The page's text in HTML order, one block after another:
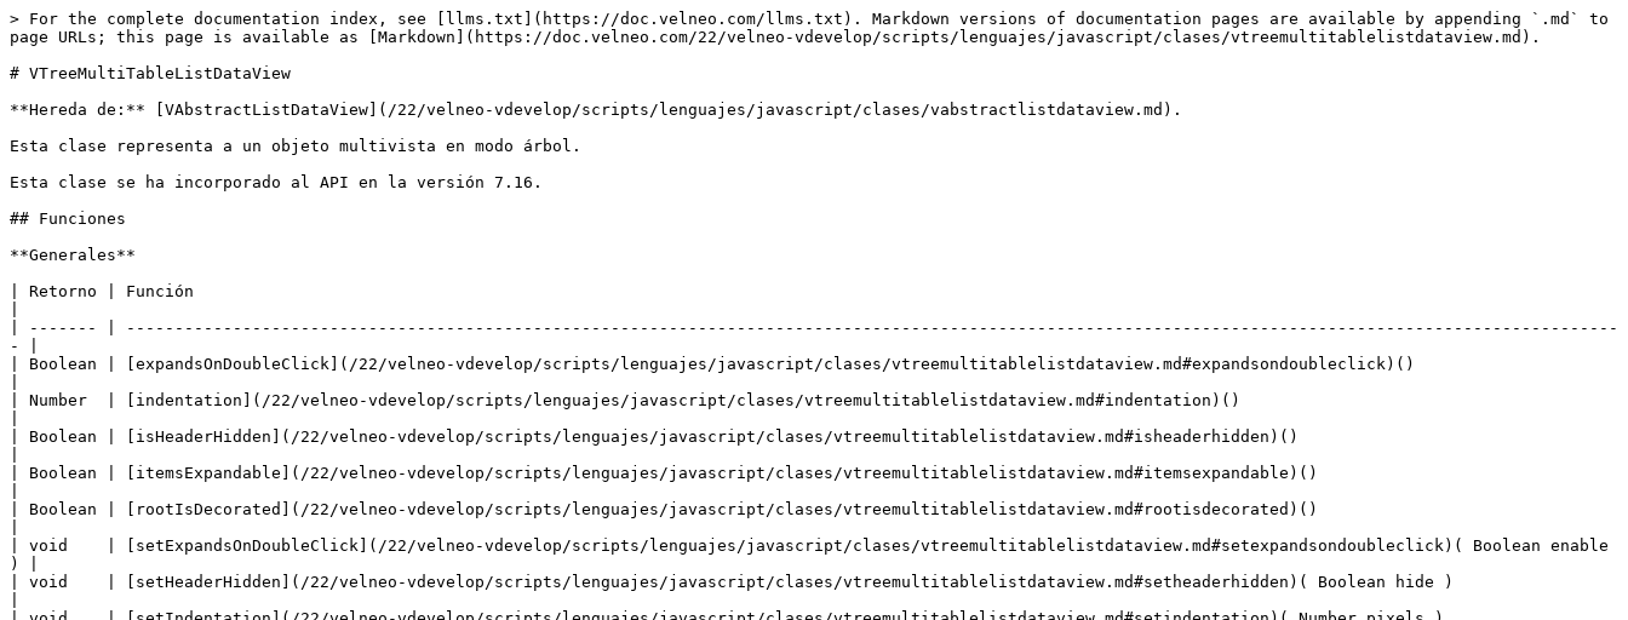
> For the complete documentation index, see [llms.txt](https://doc.velneo.com/llms.txt). Markdown versions of documentation pages are available by appending `.md` to
page URLs; this page is available as [Markdown](https://doc.velneo.com/22/velneo-vdevelop/scripts/lenguajes/javascript/clases/vtreemultitablelistdataview.md).
# VTreeMultiTableListDataView
**Hereda de:** [VAbstractListDataView](/22/velneo-vdevelop/scripts/lenguajes/javascript/clases/vabstractlistdataview.md).
Esta clase representa a un objeto multivista en modo árbol.
Esta clase se ha incorporado al API en la versión 7.16.
## Funciones
**Generales**
| Retorno | Función
| ------- | ----------------------------------------------------------------------------------------------------------------------------------------------------------
- |
| Boolean | [expandsOnDoubleClick](/22/velneo-vdevelop/scripts/lenguajes/javascript/clases/vtreemultitablelistdataview.md#expandsondoubleclick)()
| Number  | [indentation](/22/velneo-vdevelop/scripts/lenguajes/javascript/clases/vtreemultitablelistdataview.md#indentation)()
| Boolean | [isHeaderHidden](/22/velneo-vdevelop/scripts/lenguajes/javascript/clases/vtreemultitablelistdataview.md#isheaderhidden)()
| Boolean | [itemsExpandable](/22/velneo-vdevelop/scripts/lenguajes/javascript/clases/vtreemultitablelistdataview.md#itemsexpandable)()
| Boolean | [rootIsDecorated](/22/velneo-vdevelop/scripts/lenguajes/javascript/clases/vtreemultitablelistdataview.md#rootisdecorated)()
| void    | [setExpandsOnDoubleClick](/22/velneo-vdevelop/scripts/lenguajes/javascript/clases/vtreemultitablelistdataview.md#setexpandsondoubleclick)( Boolean enable
) |
| void    | [setHeaderHidden](/22/velneo-vdevelop/scripts/lenguajes/javascript/clases/vtreemultitablelistdataview.md#setheaderhidden)( Boolean hide )